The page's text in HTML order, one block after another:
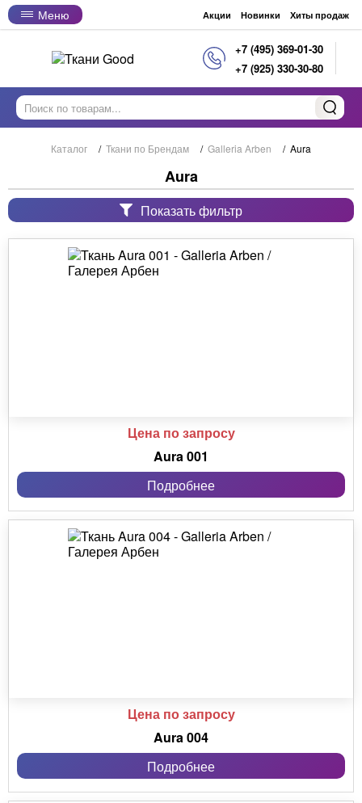
Меню Акции Новинки Хиты продаж
+7 (495) 369-01-30
+7 (925) 330-30-80
Каталог / Ткани по Брендам / Galleria Arben / Aura
Aura
Показать фильтр
Цена по запросу
Aura 001
Подробнее
Цена по запросу
Aura 004
Подробнее